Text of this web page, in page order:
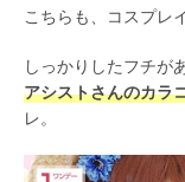
こちらも、コスプレ
しっかりしたフチが
アシストさんのカラ
レ。